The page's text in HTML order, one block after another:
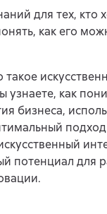
для тех, кто
как его
узнаете, как
бизнеса,
потенциал для